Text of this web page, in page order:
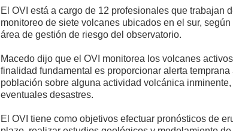
El OVI está a cargo de 12 profesionales que trabajan
monitoreo de siete volcanes ubicados en el sur, según
área de gestión de riesgo del observatorio.
Macedo dijo que el OVI monitorea los volcanes
finalidad fundamental es proporcionar alerta
población sobre alguna actividad volcánica
eventuales desastres.
El OVI tiene como objetivos efectuar pronósticos de